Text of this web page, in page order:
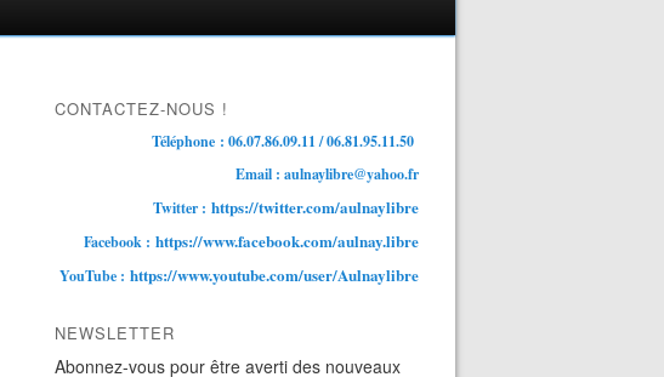
CONTACTEZ-NOUS !
Téléphone : 06.07.86.09.11 / 06.81.95.11.50
Email : aulnaylibre@yahoo.fr
Twitter : https://twitter.com/aulnaylibre
Facebook : https://www.facebook.com/aulnay.libre
YouTube : https://www.youtube.com/user/Aulnaylibre
NEWSLETTER
Abonnez-vous pour être averti des nouveaux